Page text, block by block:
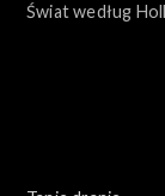
Świat według